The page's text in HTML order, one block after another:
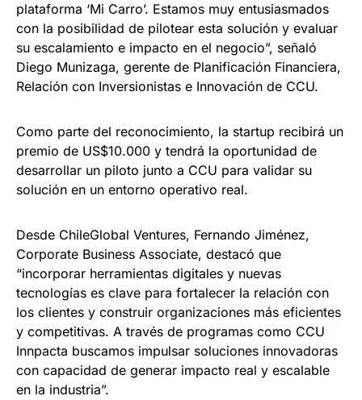
plataforma ‘Mi Carro’. Estamos muy entusiasmados
con la posibilidad de pilotear esta solución y evaluar
su escalamiento e impacto en el negocio”, señaló
Diego Munizaga, gerente de Planificación Financiera,
Relación con Inversionistas e Innovación de CCU.
Como parte del reconocimiento, la startup recibirá un
premio de US$10.000 y tendrá la oportunidad de
desarrollar un piloto junto a CCU para validar su
solución en un entorno operativo real.
Desde ChileGlobal Ventures, Fernando Jiménez,
Corporate Business Associate, destacó que
“incorporar herramientas digitales y nuevas
tecnologías es clave para fortalecer la relación con
los clientes y construir organizaciones más eficientes
y competitivas. A través de programas como CCU
Innpacta buscamos impulsar soluciones innovadoras
con capacidad de generar impacto real y escalable
en la industria”.